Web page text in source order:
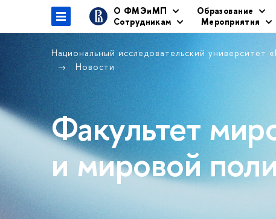
О ФМЭиМП Образование
Сотрудникам
Мероприятия
Национальный исследовательский университет
Новости
Факультет
и мировой